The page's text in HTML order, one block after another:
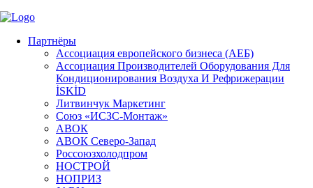
Партнёры
Ассоциация европейского бизнеса (АЕБ)
Aссоциация Производителей Оборудования Для
Кондиционирования Воздуха И Рефрижерации
İSKİD
Литвинчук Маркетинг
Союз «ИСЗС-Монтаж»
АВОК
АВОК Северо-Запад
Россоюзхолодпром
НОСТРОЙ
НОПРИЗ